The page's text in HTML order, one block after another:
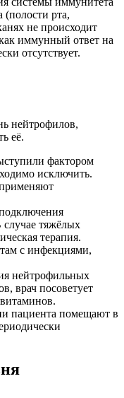
(полости рта,
не происходит
иммунный ответ на
отсутствует.
нейтрофилов,
её.
фактором
исключить.
тяжёлых
терапия.
с инфекциями,
нейтрофильных
врач посоветует
пациента помещают в